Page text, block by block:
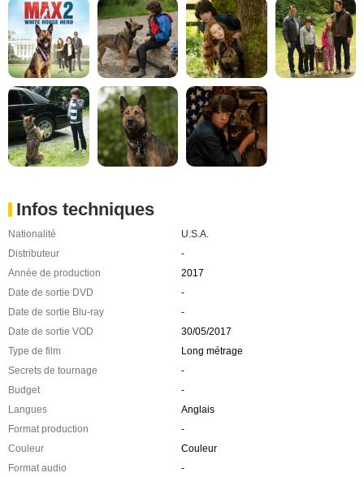
Infos techniques
Nationalité
U.S.A.
Distributeur
-
Année de production
2017
Date de sortie DVD
-
Date de sortie Blu-ray
-
Date de sortie VOD
30/05/2017
Type de film
Long métrage
Secrets de tournage
-
Budget
-
Langues
Anglais
Format production
-
Couleur
Couleur
Format audio
-